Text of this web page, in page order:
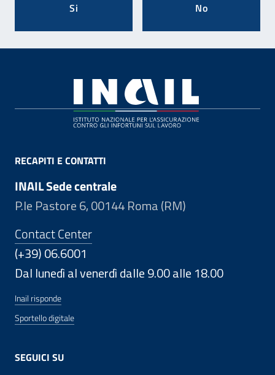
Si No
RECAPITI E CONTATTI
INAIL Sede centrale
P.le Pastore 6, 00144 Roma (RM)
Contact Center
(+39) 06.6001
Dal lunedì al venerdì dalle 9.00 alle 18.00
Inail risponde
Sportello digitale
SEGUICI SU